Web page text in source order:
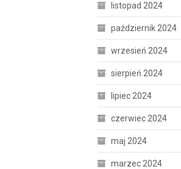
listopad 2024
październik 2024
wrzesień 2024
sierpień 2024
lipiec 2024
czerwiec 2024
maj 2024
marzec 2024